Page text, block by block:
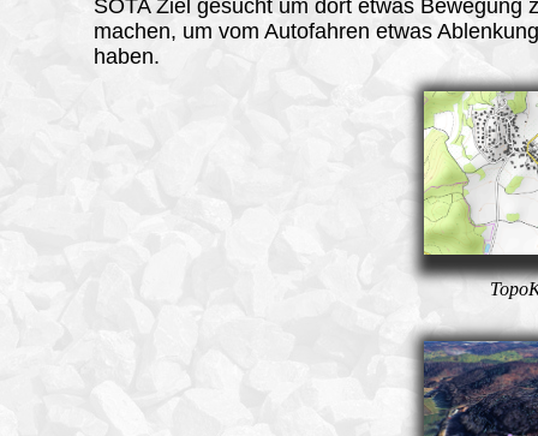
SOTA Ziel gesucht um dort etwas Bewegung
machen, um vom Autofahren etwas
haben.